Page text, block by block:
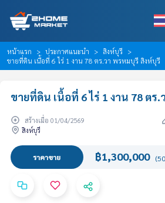
หน้าแรก ประกาศแนะนำ
สิงห์บุรี
ขายที่ดิน เนื้อที่ 6 ไร่ 1 งาน 78 ตร.วา พรหมบุรี สิงห์บุรี
ขายที่ดิน เนื้อที่ 6 ไร่ 1 งาน 78 ตร
สร้างเมื่อ 01/04/2569
สิงห์บุรี
ราคาขาย ฿1,300,000